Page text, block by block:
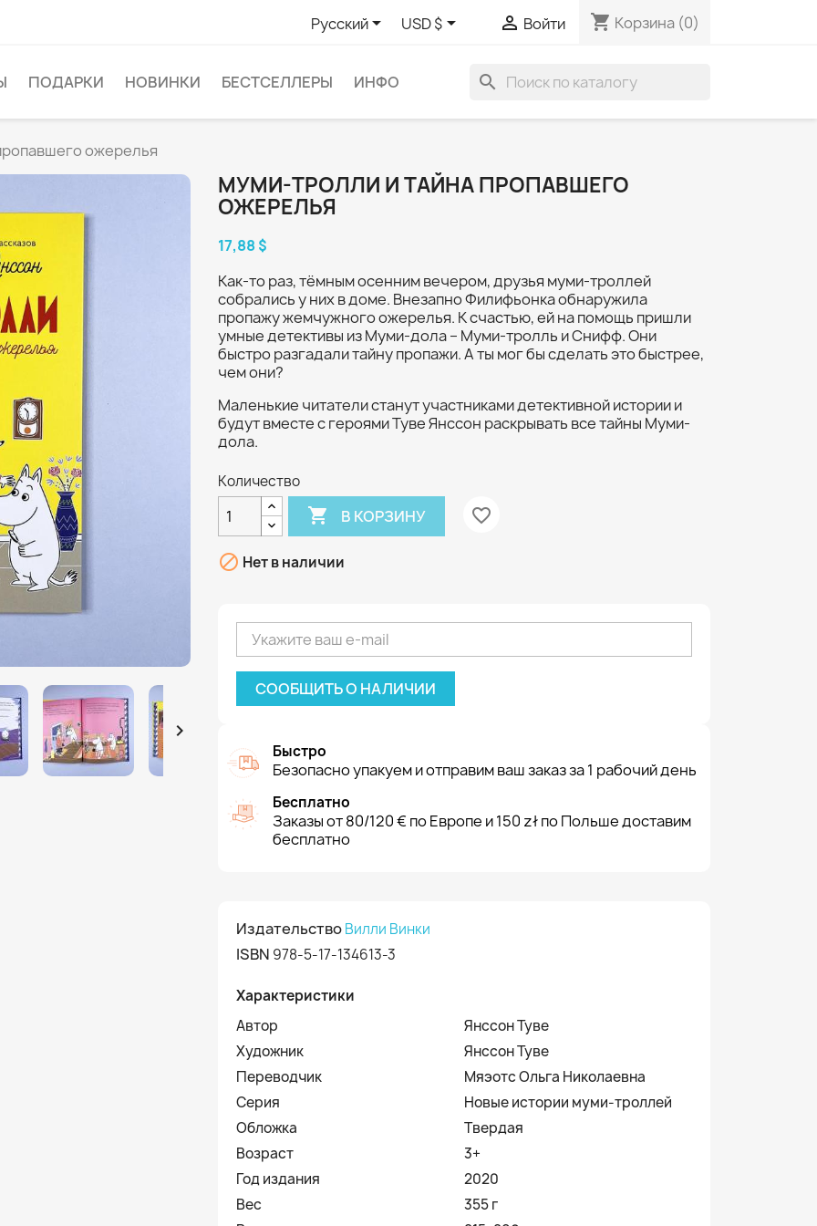
Русский USD $  Войти shopping_cart Корзина (0)
ПОДАРКИ НОВИНКИ БЕСТСЕЛЛЕРЫ ИНФО search
ожерелья

МУМИ-ТРОЛЛИ И ТАЙНА ПРОПАВШЕГО
ОЖЕРЕЛЬЯ
17,88 $
Как-то раз, тёмным осенним вечером, друзья муми-троллей
собрались у них в доме. Внезапно Филифьонка обнаружила
пропажу жемчужного ожерелья. К счастью, ей на помощь пришли
умные детективы из Муми-дола – Муми-тролль и Снифф. Они
быстро разгадали тайну пропажи. А ты мог бы сделать это быстрее,
чем они?
Маленькие читатели станут участниками детективной истории и
будут вместе с героями Туве Янссон раскрывать все тайны Муми-
дола.
Количество
 В КОРЗИНУ favorite_border
 Нет в наличии
СООБЩИТЬ О НАЛИЧИИ
Быстро
Безопасно упакуем и отправим ваш заказ за 1 рабочий день
Бесплатно
Заказы от 80/120 € по Европе и 150 zł по Польше доставим
бесплатно
ИздательствоВилли Винки
ISBN 978-5-17-134613-3
Характеристики
Автор
Янссон Туве
Художник
Янссон Туве
Переводчик
Мяэотс Ольга Николаевна
Серия
Новые истории муми-троллей
Обложка
Твердая
Возраст
3+
Год издания
2020
Вес
355 г